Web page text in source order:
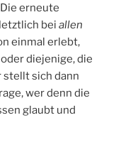
erneute
bei allen
einmal erlebt,
diejenige, die
stellt sich dann
wer denn die
glaubt und